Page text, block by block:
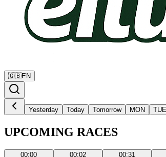
🇬🇧EN
Yesterday Today Tomorrow MON TUE
UPCOMING RACES
00:00
00:02
00:31